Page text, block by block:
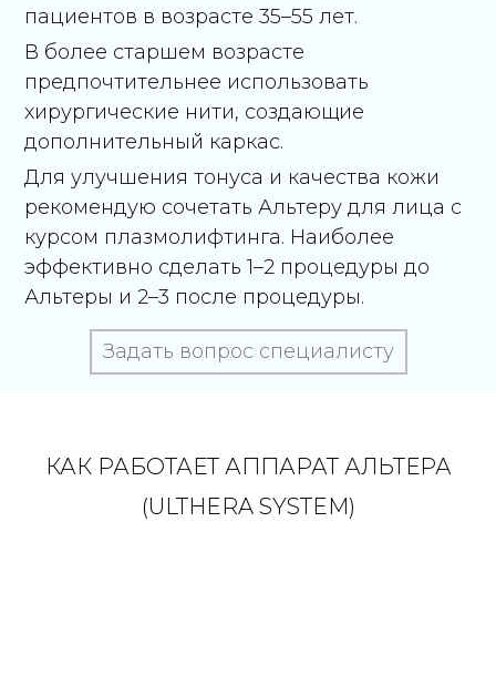
пациентов в возрасте 35–55 лет.
В более старшем возрасте
предпочтительнее использовать
хирургические нити, создающие
дополнительный каркас.
Для улучшения тонуса и качества кожи
рекомендую сочетать Альтеру для лица с
курсом плазмолифтинга. Наиболее
эффективно сделать 1–2 процедуры до
Альтеры и 2–3 после процедуры.
Задать вопрос специалисту
КАК РАБОТАЕТ АППАРАТ АЛЬТЕРА
(ULTHERA SYSTEM)